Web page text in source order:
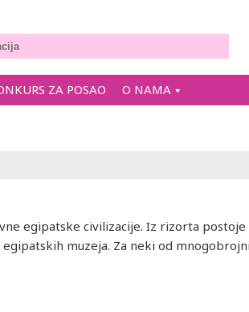
ZA POSAO O NAMA
egipatske civilizacije. Iz rizorta
egipatskih muzeja. Za neki od